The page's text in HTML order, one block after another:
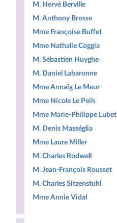
M. Hervé Berville
M. Anthony Brosse
Mme Françoise Buffet
Mme Nathalie Coggia
M. Sébastien Huyghe
M. Daniel Labaronne
Mme Annaïg Le Meur
Mme Nicole Le Peih
Mme Marie-Philippe Lubet
M. Denis Masséglia
Mme Laure Miller
M. Charles Rodwell
M. Jean-François Rousset
M. Charles Sitzenstuhl
Mme Annie Vidal